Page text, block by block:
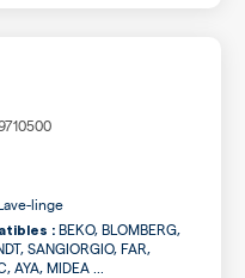
linge
: BEKO, BLOMBERG,
SANGIORGIO, FAR,
AYA, MIDEA ...